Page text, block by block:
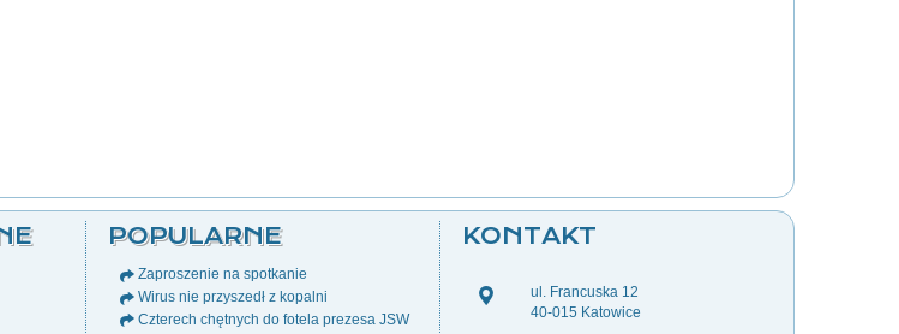
POPULARNE
Zaproszenie na spotkanie
Wirus nie przyszedł z kopalni
Czterech chętnych do fotela prezesa JSW
KONTAKT
ul. Francuska 12
40-015 Katowice